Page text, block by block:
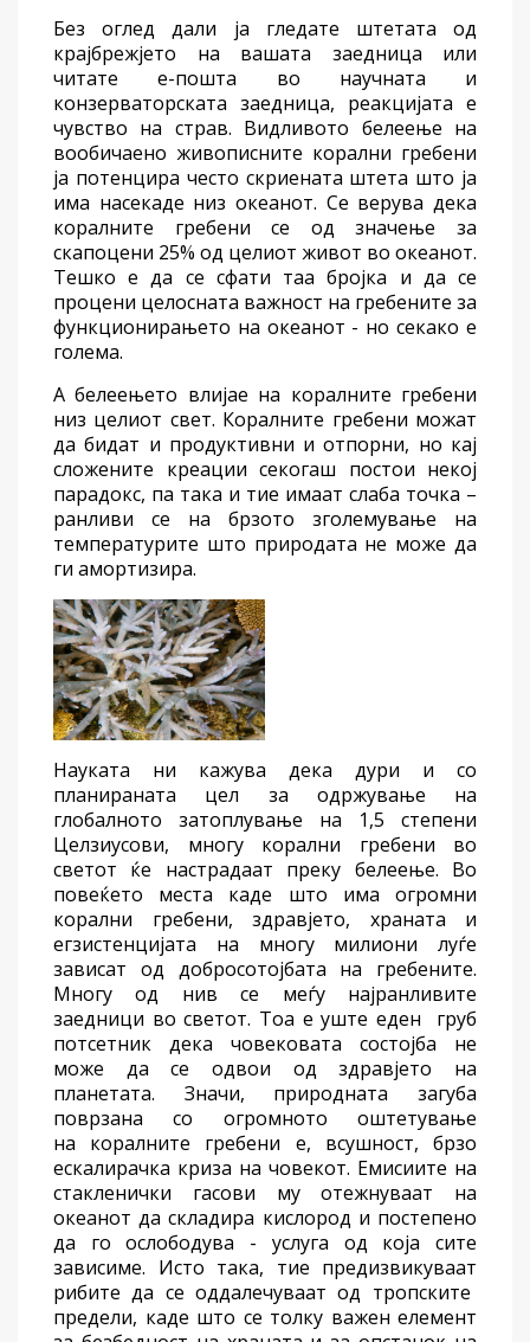
Безоглед дали ја гледате штетата од
крајбрежјето на вашата заедница или
читате е-пошта во научната и
конзерваторската заедница, реакцијата е
чувство на страв. Видливото белеење на
вообичаено живописните корални гребени
ја потенцира често скриената штета што ја
има насекаде низ океанот. Се верува дека
коралните гребенисе од значење за
скапоцени 25% од целиот живот во океанот.
Тешко е да се сфати таа бројка и да се
процени целосната важност на гребените за
функционирањето на океанот - носекако е
голема.
А белеењето влијае на коралните гребени
низ целиот свет. Коралните гребени можат
да бидат и продуктивни иотпорни, но кај
сложените креации секогаш постои некој
парадокс, па така и тие имаат слаба точка –
ранливи се на брзото зголемување на
температурите што природата не може да
ги амортизира.
Науката ни кажува дека дури и со
планираната цел за одржување на
глобалното затоплување на 1,5 степени
Целзиусови, многу корални гребени во
светот ќе настрадаат преку белеење. Во
повеќето места каде што има огромни
корални гребени, здравјето, храната и
егзистенцијата на многу милиони луѓе
зависат од добросотојбата на гребените.
Многу од нив се меѓу најранливите
заедници во светот. Тоа е уште еден груб
потсетник дека човековата состојба не
може да се одвои од здравјето на
планетата. Значи, природната загуба
поврзана со огромното оштетување
на коралните гребени е, всушност,брзо
ескалирачка криза на човекот. Емисиите на
стакленички гасови муотежнуваат на
океанотда складира кислород и постепено
да гоослободува - услуга од која сите
зависиме. Исто така, тие предизвикуваат
рибите да се оддалечуваат од тропските
предели, каде што се толку важен елемент